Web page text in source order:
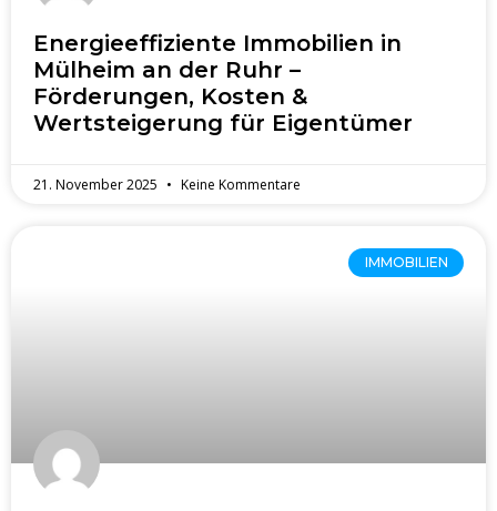
Energieeffiziente Immobilien in
Mülheim an der Ruhr –
Förderungen, Kosten &
Wertsteigerung für Eigentümer
21. November 2025 Keine Kommentare
IMMOBILIEN